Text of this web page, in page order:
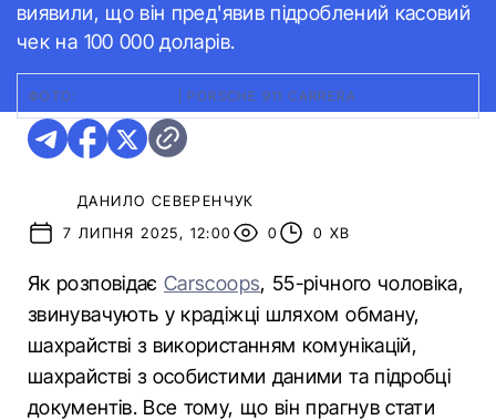
виявили, що він пред'явив підроблений касовий
чек на 100 000 доларів.
ФОТО: PORSCHE 911 CARRERA
ДАНИЛО СЕВЕРЕНЧУК
7 ЛИПНЯ 2025, 12:00
0 0 ХВ
Як розповідаєCarscoops, 55-річного чоловіка,
звинувачують у крадіжці шляхом обману,
шахрайстві з використанням комунікацій,
шахрайстві з особистими даними та підробці
документів. Все тому, що він прагнув стати